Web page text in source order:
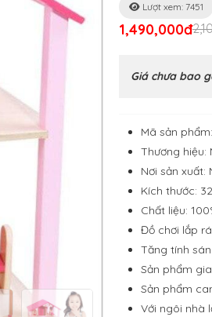
Lượt xem: 7451
1,490,000đ
Giá chưa bao
Mã sản
Thương hiệu:
Nơi sản xuất:
Kích thước:
Chất liệu:
Đồ chơi lắp
Tăng tính
Sản phẩm
Sản phẩm
Với ngôi nhà